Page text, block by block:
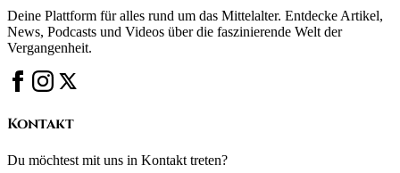
Deine Plattform für alles rund um das Mittelalter. Entdecke Artikel,
News, Podcasts und Videos über die faszinierende Welt der
Vergangenheit.
Kontakt
Du möchtest mit uns in Kontakt treten?